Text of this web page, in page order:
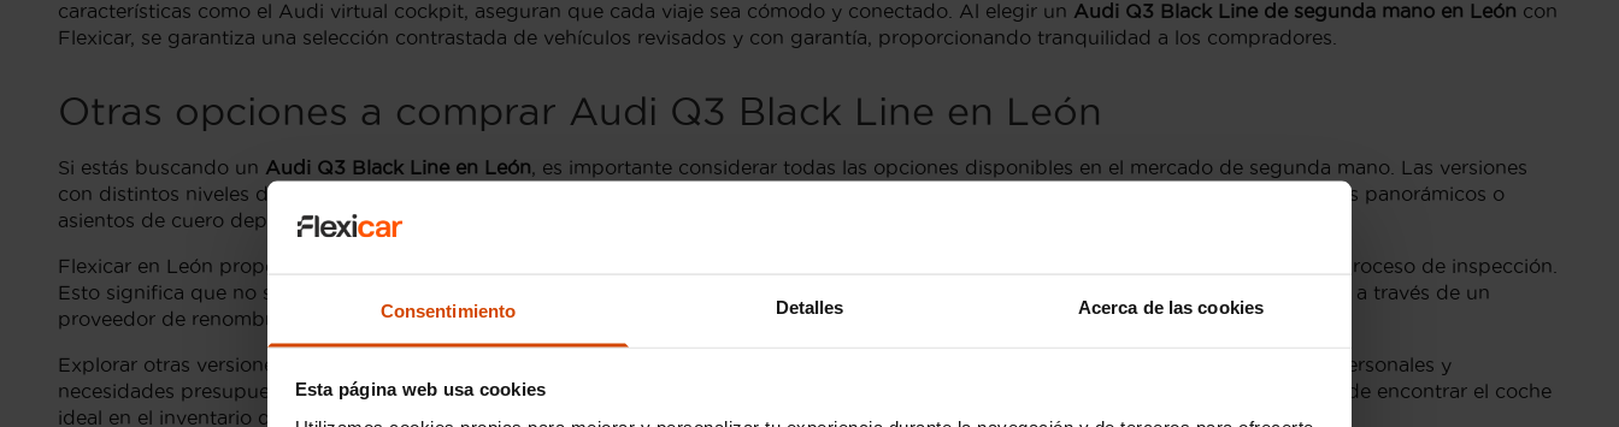
Consentimiento Detalles Acerca de las cookies
Esta página web usa cookies
características como el Audi virtual cockpit, aseguran que cada viaje sea cómodo y conectado. Al elegir un Audi Q3 Black Line de segunda mano en León con
Flexicar, se garantiza una selección contrastada de vehículos revisados y con garantía, proporcionando tranquilidad a los compradores.
Otras opciones a comprar Audi Q3 Black Line en León
Si estás buscando un Audi Q3 Black Line en León, es importante considerar todas las opciones disponibles en el mercado de segunda mano. Las versiones
con distintos niveles de equipamiento pueden ofrecer características adicionales como sistemas de asistencia al conductor, techos solares panorámicos o
asientos de cuero deportivos.
Flexicar en León proporciona una amplia variedad de Audi Q3 Black Line, asegurando que cada vehículo haya pasado por un riguroso proceso de inspección.
Esto significa que no solo obtienes un SUV de diseño llamativo y rendimiento confiable, sino también la garantía y confianza de comprar a través de un
proveedor de renombre.
Explorar otras versiones del Q3, como las ediciones estándar y S line, también puede ser beneficioso dependiendo de tus preferencias personales y
necesidades presupuestarias. Estas versiones presentan sus propios conjuntos de características y precios, aumentando la probabilidad de encontrar el coche
ideal en el inventario de Flexicar.